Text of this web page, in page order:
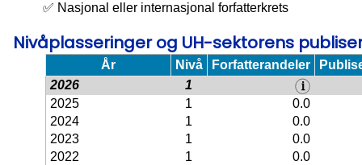
✅ Nasjonal eller internasjonal forfatterkrets
Nivåplasseringer og UH-sektorens
År Nivå Forfatterandeler
2026
1
2025
1
0.0
2024
1
0.0
2023
1
0.0
2022
1
0.0